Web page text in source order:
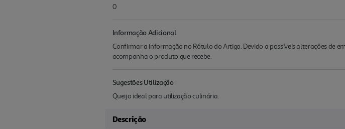
0
Informação Adicional
Confirmar a informação no Rótulo do Artigo. Devido a possíveis alterações de
acompanha o produto que recebe.
Sugestões Utilização
Queijo ideal para utilização culinária.
Descrição